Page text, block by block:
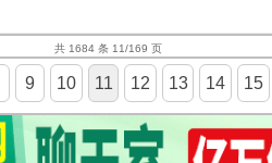
共 1684 条 11/169 页
9 10 11 12 13 14 15